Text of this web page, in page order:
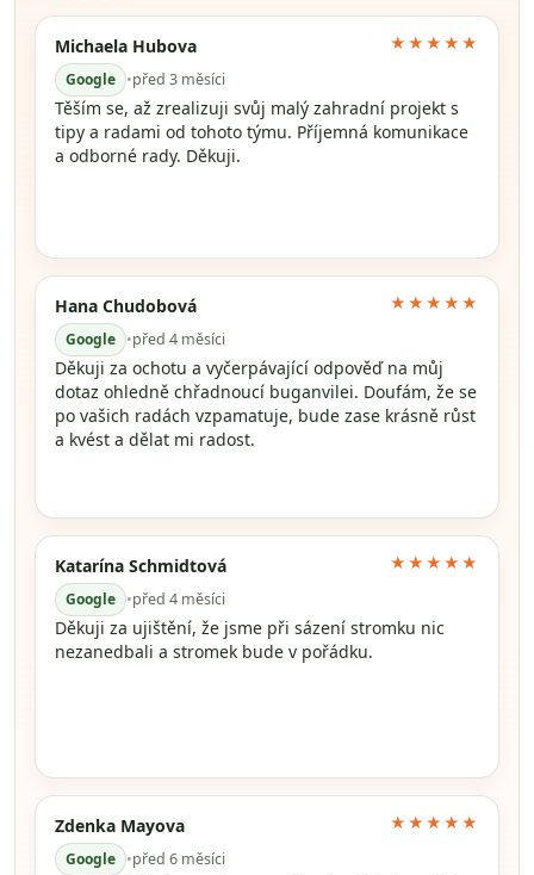
Michaela Hubova
Google •před 3 měsíci
★★★★★
Těším se, až zrealizuji svůj malý zahradní projekt s
tipy a radami od tohoto týmu. Příjemná komunikace
a odborné rady. Děkuji.
Hana Chudobová
Google •před 4 měsíci
★★★★★
Děkuji za ochotu a vyčerpávající odpověď na můj
dotaz ohledně chřadnoucí buganvilei. Doufám, že se
po vašich radách vzpamatuje, bude zase krásně růst
a kvést a dělat mi radost.
Katarína Schmidtová
Google •před 4 měsíci
★★★★★
Děkuji za ujištění, že jsme při sázení stromku nic
nezanedbali a stromek bude v pořádku.
Zdenka Mayova
Google •před 6 měsíci
★★★★★